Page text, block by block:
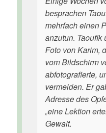
besprachen
mehrfach einen
anzutun. Taoufik
Foto von Karim,
vom Bildschirm
abfotografierte,
vermeiden. Er
Adresse des
„eine Lektion
Gewalt.